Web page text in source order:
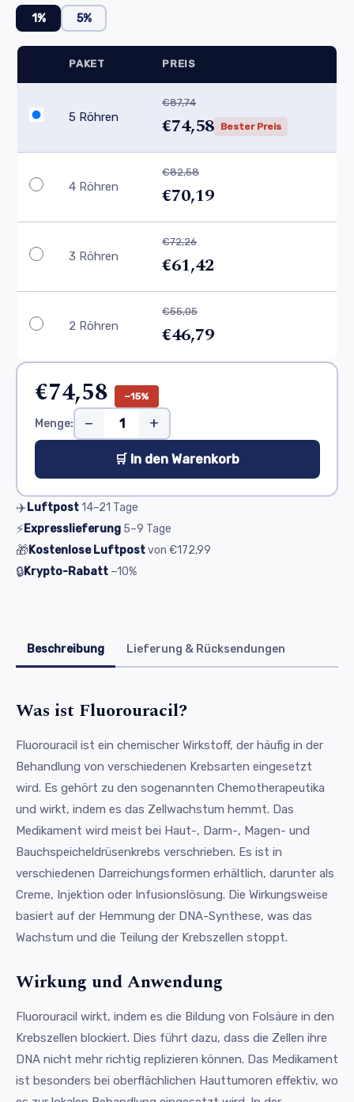
1% 5%
PAKET PREIS
5 Röhren
€87,74
€74,58 Bester Preis
4 Röhren
€82,58
€70,19
3 Röhren
€72,26
€61,42
2 Röhren
€55,05
€46,79
€74,58 −15%
Menge: − +
🛒 In den Warenkorb
✈️Luftpost14–21 Tage
⚡Expresslieferung 5–9 Tage
🎁Kostenlose Luftpostvon €172,99
🔒Krypto-Rabatt −10%
Beschreibung Lieferung & Rücksendungen
Was ist Fluorouracil?
Fluorouracil ist ein chemischer Wirkstoff, der häufig in der
Behandlung von verschiedenen Krebsarten eingesetzt
wird. Es gehört zu den sogenannten Chemotherapeutika
und wirkt, indem es das Zellwachstum hemmt. Das
Medikament wird meist bei Haut-, Darm-, Magen- und
Bauchspeicheldrüsenkrebs verschrieben. Es ist in
verschiedenen Darreichungsformen erhältlich, darunter als
Creme, Injektion oder Infusionslösung. Die Wirkungsweise
basiert auf der Hemmung der DNA-Synthese, was das
Wachstum und die Teilung der Krebszellen stoppt.
Wirkung und Anwendung
Fluorouracil wirkt, indem es die Bildung von Folsäure in den
Krebszellen blockiert. Dies führt dazu, dass die Zellen ihre
DNA nicht mehr richtig replizieren können. Das Medikament
ist besonders bei oberflächlichen Hauttumoren effektiv, wo